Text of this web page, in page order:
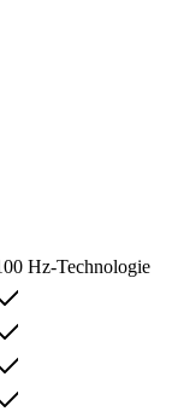
Hz-Technologie